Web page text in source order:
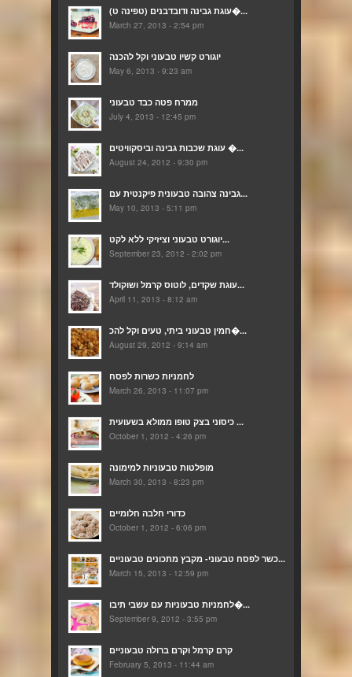
(עוגת גבינה ודובדבנים (טפינה ט�...
March 27, 2013 - 2:54 pm
יוגורט קשיו טבעוני וקל להכנה
May 6, 2013 - 9:23 am
ממרח פטה כבד טבעוני
July 4, 2013 - 12:45 pm
עוגת שכבות גבינה וביסקוויטים �...
August 24, 2012 - 9:30 pm
גבינה צהובה טבעונית פיקנטית עם...
May 10, 2013 - 5:11 pm
יוגורט טבעוני וציזיקי ללא לקט...
September 23, 2012 - 2:02 pm
עוגת שקדים, לוטוס קרמל ושוקולד...
April 11, 2013 - 8:12 am
חמין טבעוני ביתי, טעים וקל להכ�...
August 29, 2012 - 9:14 am
לחמניות כשרות לפסח
March 26, 2013 - 11:07 pm
כיסוני בצק טופו ממולא בשעועית ...
October 1, 2012 - 4:26 pm
מופלטות טבעוניות למימונה
March 30, 2013 - 8:23 pm
כדורי חלבה חלומיים
October 1, 2012 - 6:06 pm
כשר לפסח טבעוני- מקבץ מתכונים טבעוניים...
March 15, 2013 - 12:59 pm
לחמניות טבעוניות עם עשבי תיבו�...
September 9, 2012 - 3:55 pm
קרם קרמל וקרם ברולה טבעוניים
February 5, 2013 - 11:44 am